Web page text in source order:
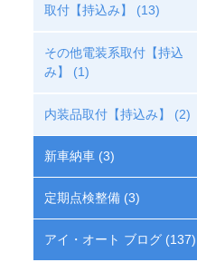
取付【持込み】 (13)
その他電装系取付【持込
み】 (1)
内装品取付【持込み】 (2)
新車納車 (3)
定期点検整備 (3)
アイ・オート ブログ (137)